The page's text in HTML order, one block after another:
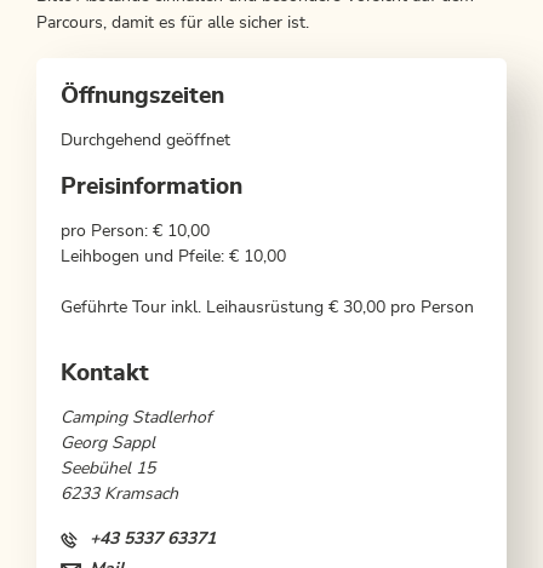
Parcours, damit es für alle sicher ist.
Öffnungszeiten
Durchgehend geöffnet
Preisinformation
pro Person: € 10,00
Leihbogen und Pfeile: € 10,00
Geführte Tour inkl. Leihausrüstung € 30,00 pro Person
Kontakt
Camping Stadlerhof
Georg Sappl
Seebühel 15
6233 Kramsach
+43 5337 63371